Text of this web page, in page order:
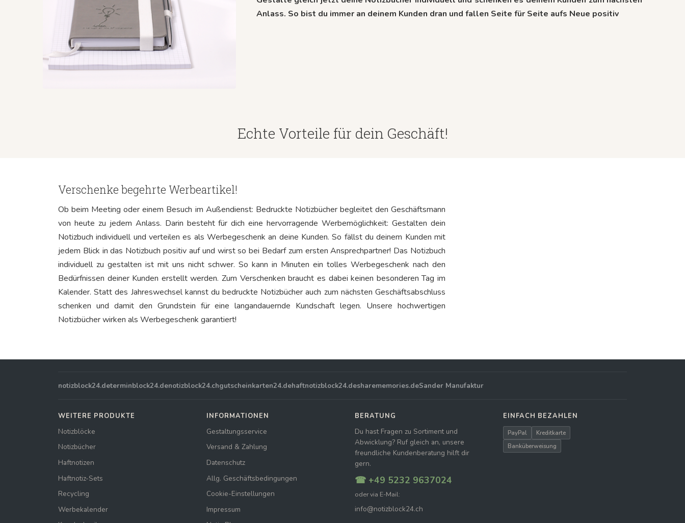
Anlass. So bist du immer an deinem Kunden dran und fallen Seite für Seite aufs Neue positiv
Echte Vorteile für dein Geschäft!
Verschenke begehrte Werbeartikel!
Ob beim Meeting oder einem Besuch im Außendienst: Bedruckte Notizbücher begleitet den Geschäftsmann
von heute zu jedem Anlass. Darin besteht für dich eine hervorragende Werbemöglichkeit: Gestalten dein
Notizbuch individuell und verteilen es als Werbegeschenk an deine Kunden. So fällst du deinem Kunden mit
jedem Blick in das Notizbuch positiv auf und wirst so bei Bedarf zum ersten Ansprechpartner! Das Notizbuch
individuell zu gestalten ist mit uns nicht schwer. So kann in Minuten ein tolles Werbegeschenk nach den
Bedürfnissen deiner Kunden erstellt werden. Zum Verschenken braucht es dabei keinen besonderen Tag im
Kalender. Statt des Jahreswechsel kannst du bedruckte Notizbücher auch zum nächsten Geschäftsabschluss
schenken und damit den Grundstein für eine langandauernde Kundschaft legen. Unsere hochwertigen
Notizbücher wirken als Werbegeschenk garantiert!
notizblock24.determinblock24.denotizblock24.chgutscheinkarten24.dehaftnotizblock24.desharememories.deSander Manufaktur
WEITERE PRODUKTE
Notizblöcke
Notizbücher
Haftnotizen
Haftnotiz-Sets
Recycling
Werbekalender
INFORMATIONEN
Gestaltungsservice
Versand & Zahlung
Datenschutz
Allg. Geschäftsbedingungen
Cookie-Einstellungen
Impressum
BERATUNG
Du hast Fragen zu Sortiment und
Abwicklung? Ruf gleich an, unsere
freundliche Kundenberatung hilft dir
gern.
☎ +49 5232 9637024
oder via E-Mail:
info@notizblock24.ch
EINFACH BEZAHLEN
PayPal
Kreditkarte
Banküberweisung